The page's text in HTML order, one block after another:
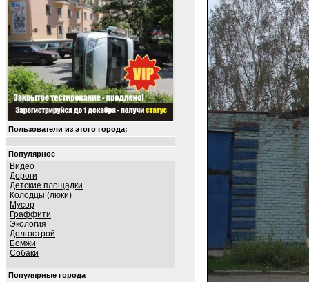
Пользователи из этого города:
Популярное
Видео
Дороги
Детские площадки
Колодцы (люки)
Мусор
Граффити
Экология
Долгострой
Бомжи
Собаки
Популярные города